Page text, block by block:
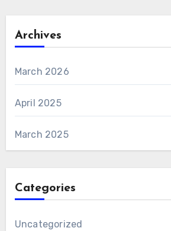
Archives
March 2026
April 2025
March 2025
Categories
Uncategorized